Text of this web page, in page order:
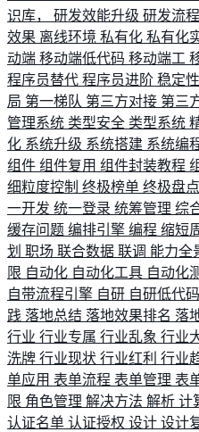
识库， 研发效能升级 研发流程
效果 离线环境 私有化 私有化
动端 移动端低代码 移动端工
程序员替代 程序员进阶 稳定性
局 第一梯队 第三方对接 第三
管理系统 类型安全 类型系统
化 系统升级 系统搭建 系统编
组件 组件复用 组件封装教程
细粒度控制 终极榜单 终极盘点
一开发 统一登录 统筹管理 综
缓存问题 编排引擎 编程 缩短
划 职场 联合数据 联调 能力全
限 自动化 自动化工具 自动化
自带流程引擎 自研 自研低代码
践 落地总结 落地效果排名 落
行业 行业专属 行业乱象 行业
洗牌 行业现状 行业红利 行业
单应用 表单流程 表单管理 表
限 角色管理 解决方法 解析 计
认证名单 认证授权 设计 设计